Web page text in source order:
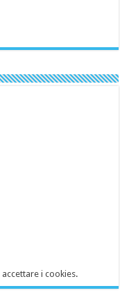
accettare i cookies.